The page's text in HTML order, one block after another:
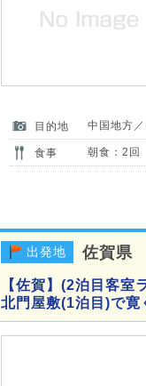
目的地 中国地方
食事 朝食：2
出発地 佐賀県
【佐賀】(2泊目客室
北門屋敷(1泊目)で寛